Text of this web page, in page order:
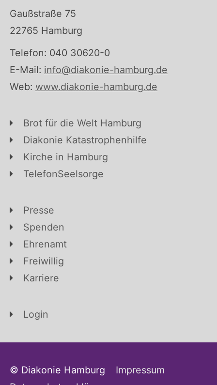
Gaußstraße 75
22765 Hamburg
Telefon: 040 30620-0
E-Mail: info@diakonie-hamburg.de
Web: www.diakonie-hamburg.de
Brot für die Welt Hamburg
Diakonie Katastrophenhilfe
Kirche in Hamburg
TelefonSeelsorge
Presse
Spenden
Ehrenamt
Freiwillig
Karriere
Login
© Diakonie Hamburg
Impressum